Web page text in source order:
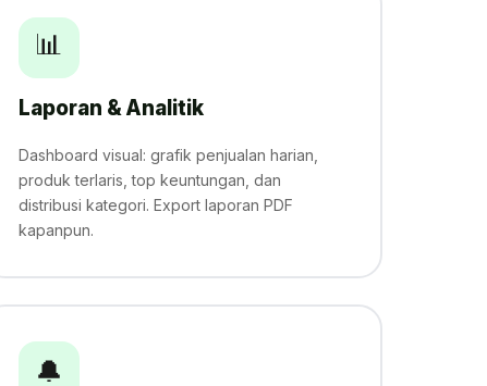
📊
Laporan & Analitik
Dashboard visual: grafik penjualan harian,
produk terlaris, top keuntungan, dan
distribusi kategori. Export laporan PDF
kapanpun.
🔔